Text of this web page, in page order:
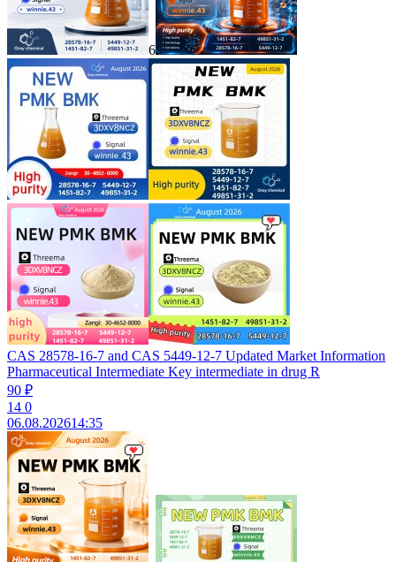
6
CAS 28578-16-7 and CAS 5449-12-7 Updated Market Information
Pharmaceutical Intermediate Key intermediate in drug R
90 ₽
14 0
06.08.202614:35